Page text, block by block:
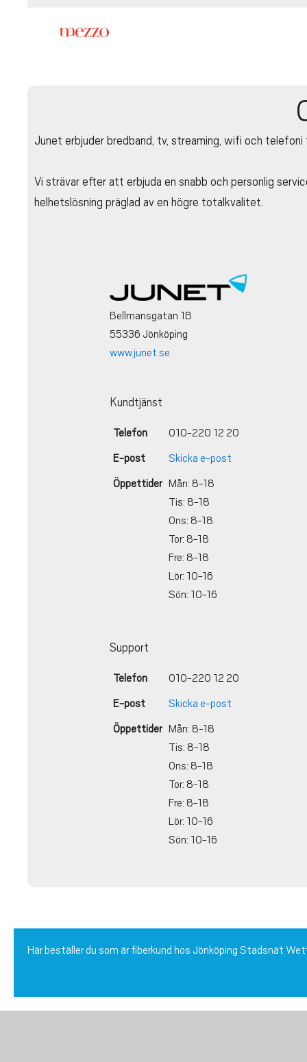
Junet erbjuder bredband, tv, streaming, wifi och
Vi strävar efter att erbjuda en snabb och personlig
helhetslösning präglad av en högre totalkvalitet.
Bellmansgatan 1B
55336 Jönköping
www.junet.se
Kundtjänst
Telefon 010-220 12 20
E-post Skicka e-post
Öppettider Mån: 8-18
Tis: 8-18
Ons: 8-18
Tor: 8-18
Fre: 8-18
Lör: 10-16
Sön: 10-16
Support
Telefon 010-220 12 20
E-post Skicka e-post
Öppettider Mån: 8-18
Tis: 8-18
Ons: 8-18
Tor: 8-18
Fre: 8-18
Lör: 10-16
Sön: 10-16
Här beställer du som är fiberkund hos Jönköping Stadsnät